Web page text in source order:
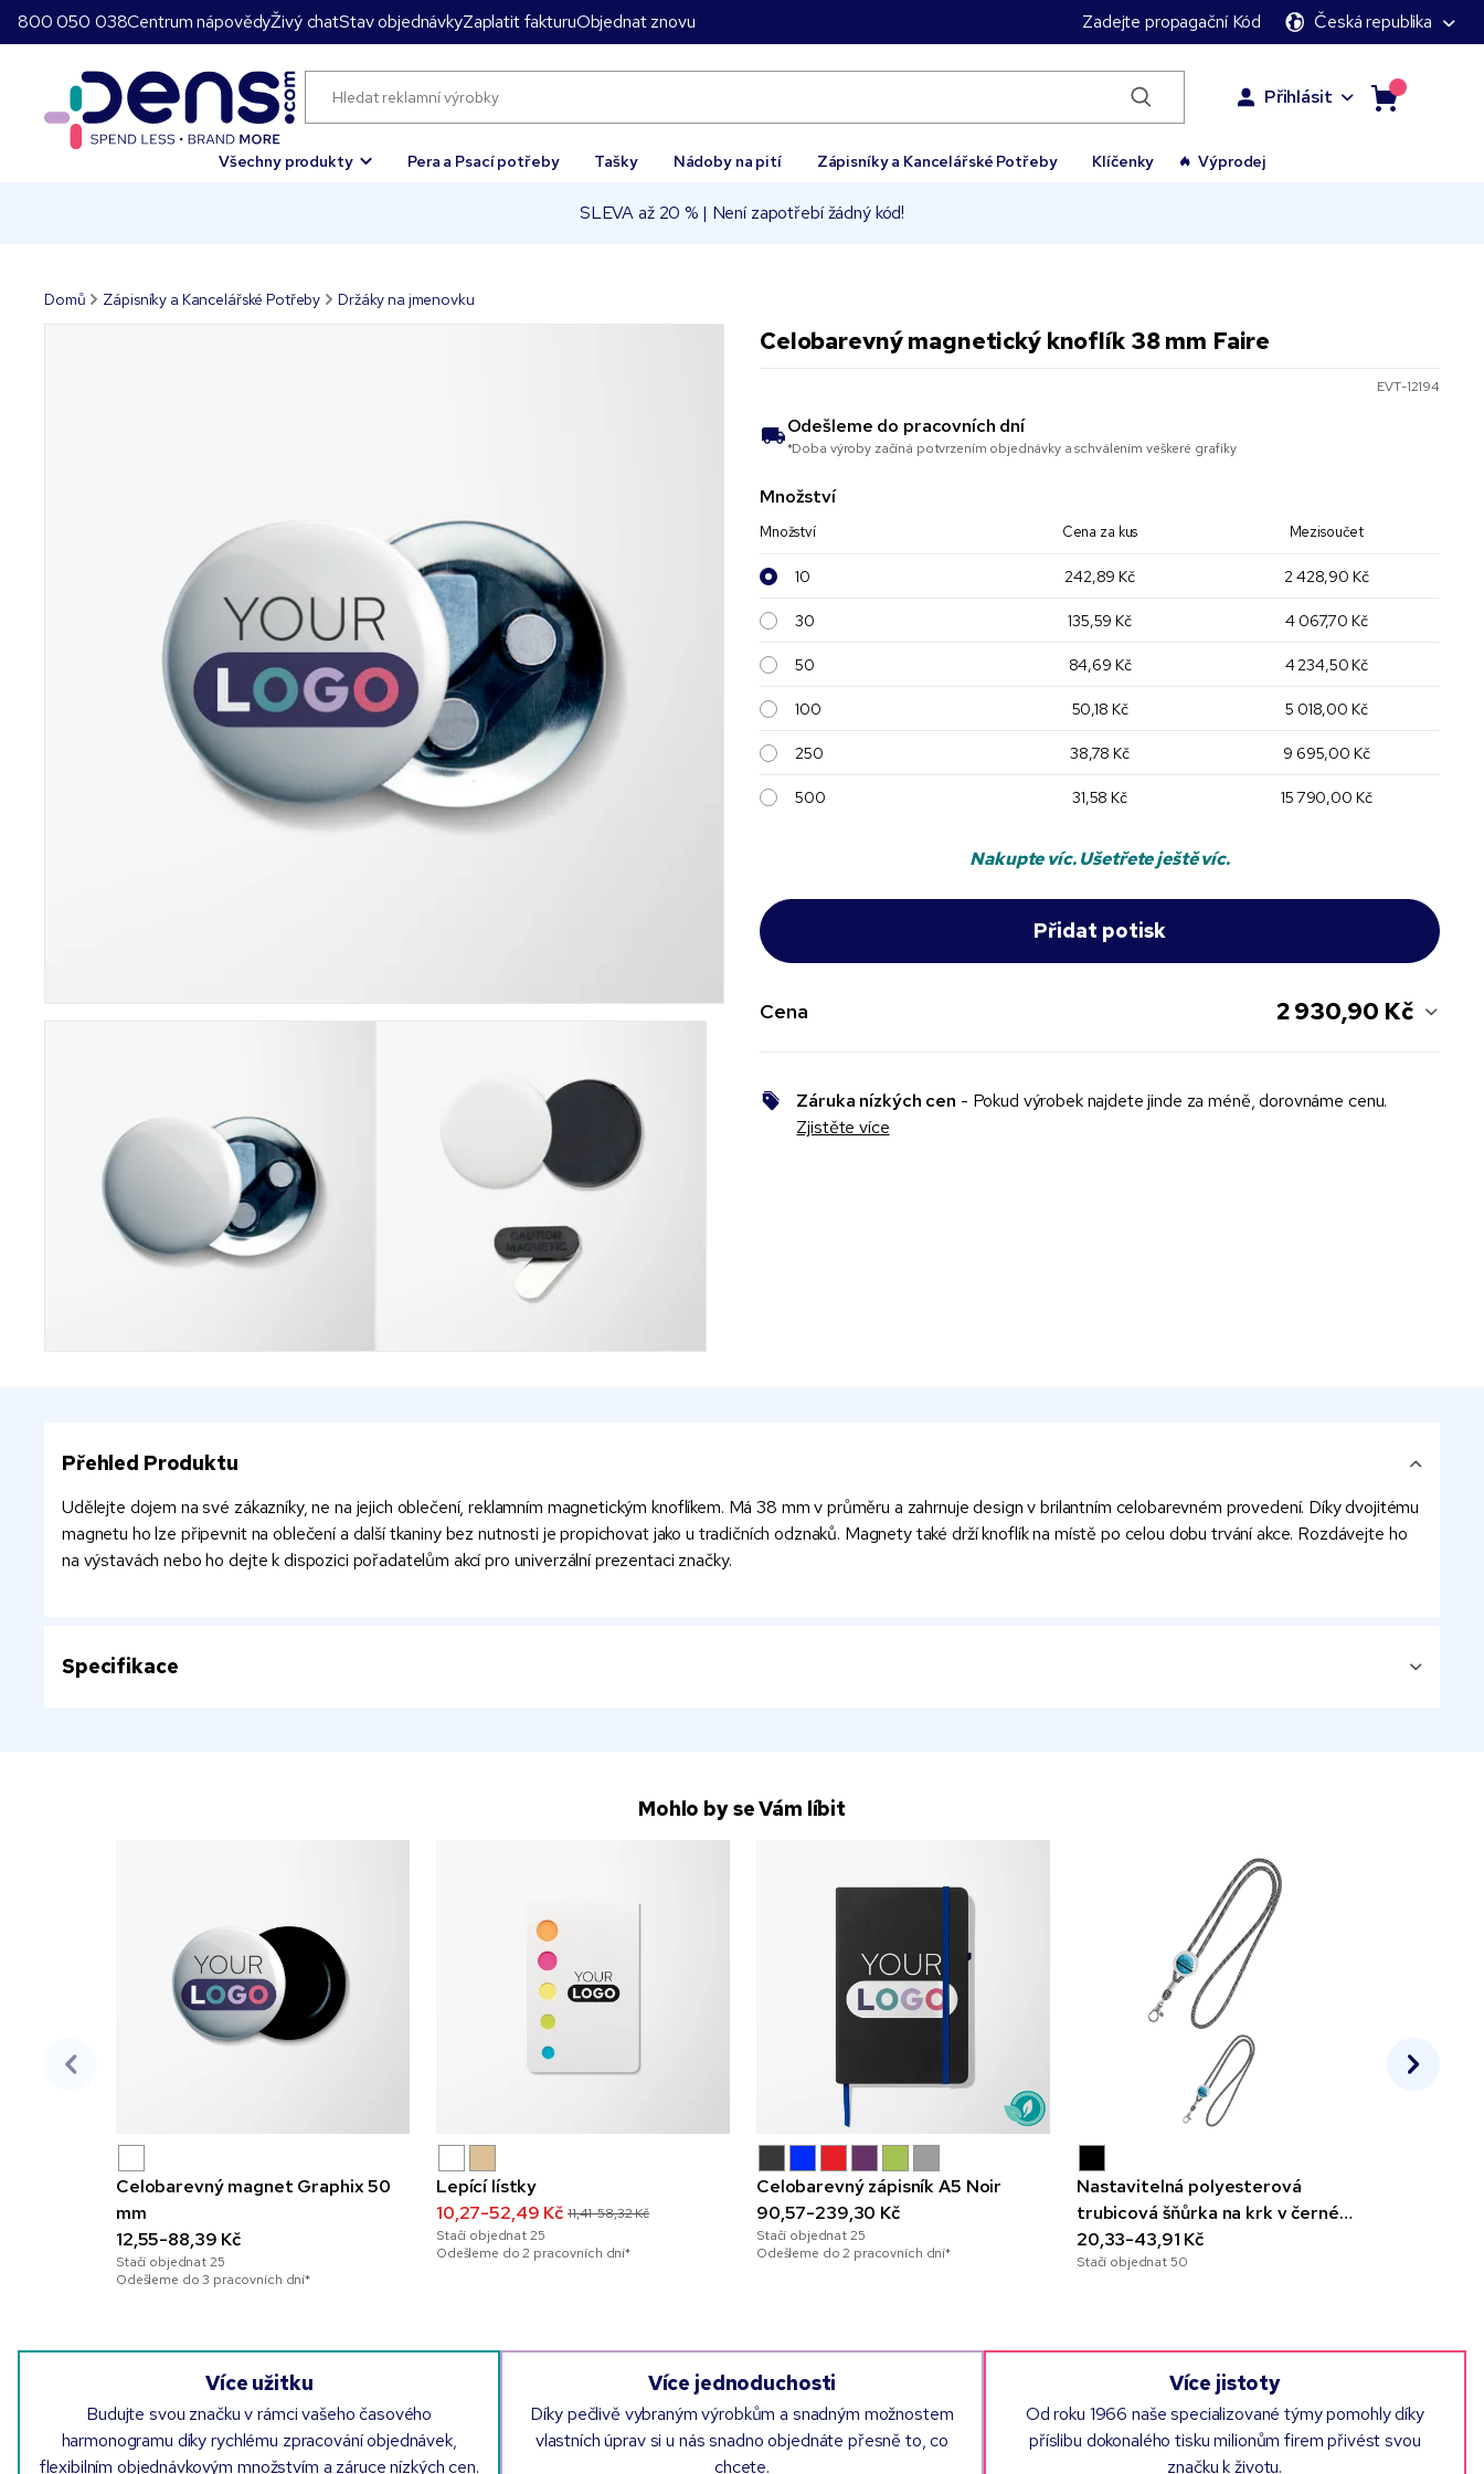
800 050 038Centrum nápovědyŽivý chatStav objednávkyZaplatit fakturuObjednat znovu Zadejte propagační Kód Česká republika
Přihlásit
Všechny produkty Pera a Psací potřeby Tašky Nádoby na pití Zápisníky a Kancelářské Potřeby Klíčenky Výprodej
SLEVA až 20 % | Není zapotřebí žádný kód!
Domů Zápisníky a Kancelářské Potřeby Držáky na jmenovku
Celobarevný magnetický knoflík 38 mm Faire
EVT-12194
Odešleme do pracovních dní
*Doba výroby začíná potvrzením objednávky a schválením veškeré grafiky
Množství
Množství Cena za kus Mezisoučet
10 242,89 Kč 2 428,90 Kč
30 135,59 Kč 4 067,70 Kč
50 84,69 Kč 4 234,50 Kč
100 50,18 Kč 5 018,00 Kč
250 38,78 Kč 9 695,00 Kč
500 31,58 Kč 15 790,00 Kč
Nakupte víc. Ušetřete ještě víc.
Cena 2 930,90 Kč
Záruka nízkých cen - Pokud výrobek najdete jinde za méně, dorovnáme cenu.
Zjistěte více
Přehled Produktu
Udělejte dojem na své zákazníky, ne na jejich oblečení, reklamním magnetickým knoflíkem. Má 38 mm v průměru a zahrnuje design v brilantním celobarevném provedení. Díky dvojitému
magnetu ho lze připevnit na oblečení a další tkaniny bez nutnosti je propichovat jako u tradičních odznaků. Magnety také drží knoflík na místě po celou dobu trvání akce. Rozdávejte ho
na výstavách nebo ho dejte k dispozici pořadatelům akcí pro univerzální prezentaci značky.
Specifikace
Mohlo by se Vám líbit
Celobarevný magnet Graphix 50
mm
12,55-88,39 Kč
Stačí objednat25
Odešleme do 3 pracovních dní*
Lepící lístky
10,27-52,49 Kč 11,41-58,32 Kč
Stačí objednat25
Odešleme do 2 pracovních dní*
Celobarevný zápisník A5 Noir
90,57-239,30 Kč
Stačí objednat25
Odešleme do 2 pracovních dní*
Nastavitelná polyesterová
trubicová šňůrka na krk v černé
barvě
20,33-43,91 Kč
Stačí objednat50
Více užitku
Budujte svou značku v rámci vašeho časového
harmonogramu díky rychlému zpracování objednávek,
flexibilním objednávkovým množstvím a záruce nízkých cen.
Více jednoduchosti
Díky pečlivě vybraným výrobkům a snadným možnostem
vlastních úprav si u nás snadno objednáte přesně to, co
chcete.
Více jistoty
Od roku 1966 naše specializované týmy pomohly díky
příslibu dokonalého tisku milionům firem přivést svou
značku k životu.